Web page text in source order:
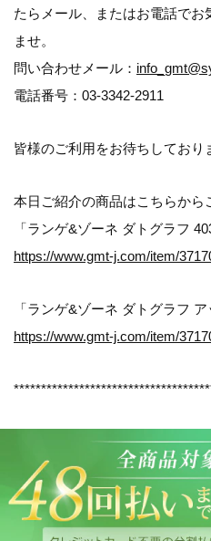
たらメール、またはお電話で
ませ。
問い合わせメール：
電話番号：03-3342-2911
皆様のご利用をお待ちしており
本日ご紹介の商品はこちらから
「ランゲ&ゾーネ ダトグラフ
https://www.gmt-j.com/item/
「ランゲ&ゾーネ ダトグラフ ア
https://www.gmt-j.com/item/